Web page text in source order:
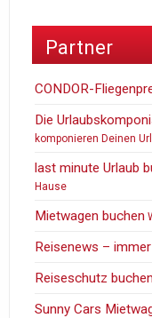
Partner
CONDOR-
Die
komponieren Deinen
last minute Urlaub
Hause
Mietwagen buchen
Reisenews –
Reiseschutz buchen
Sunny Cars